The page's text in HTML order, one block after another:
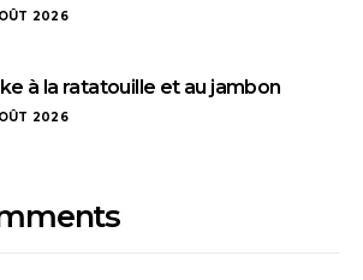
2026
à la ratatouille et au jambon
2026